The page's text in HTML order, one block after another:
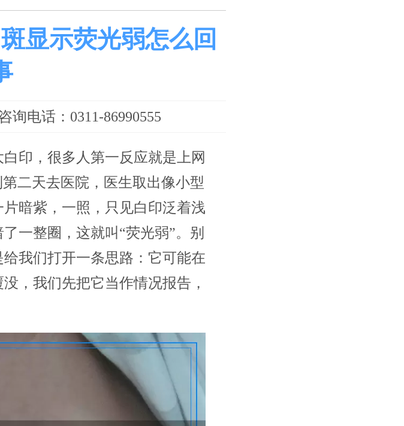
显示荧光弱怎么回
咨询电话：0311-86990555
印，很多人第一反应就是上网
二天去医院，医生取出像小型
暗紫，一照，只见白印泛着浅
一整圈，这就叫“荧光弱”。别
我们打开一条思路：它可能在
，我们先把它当作情况报告，